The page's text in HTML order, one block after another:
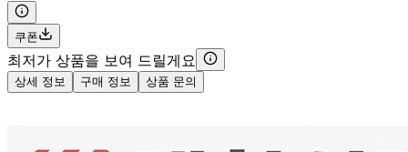
쿠폰
최저가 상품을 보여 드릴게요
상세 정보 구매 정보 상품 문의